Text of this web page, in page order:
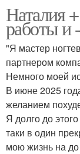
Наталия
работы и
"Я мастер
партнером
Немного моей
В июне 2025
желанием
Я долго до
таки в один
мою жизнь на